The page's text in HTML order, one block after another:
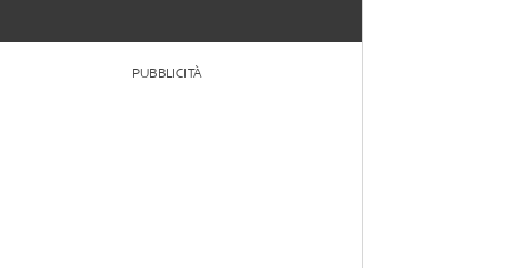
PUBBLICITÀ